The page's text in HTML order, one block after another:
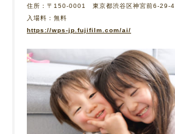
住所：〒150-0001 東京都渋谷区神宮前6-29-4
入場料：無料
https://wps-jp.fujifilm.com/ai/